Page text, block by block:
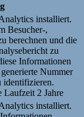
installiert.
Besucher-,
berechnen und die
zu
Informationen
Nummer
identifizieren.
Laufzeit 2 Jahre
installiert.